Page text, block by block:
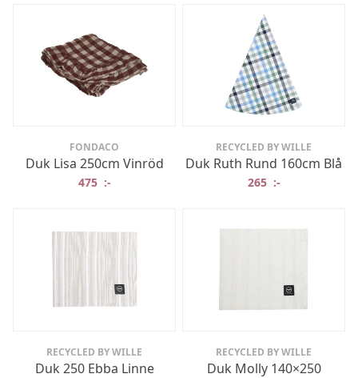
FONDACO
Duk Lisa 250cm Vinröd
475 :-
RECYCLED BY WILLE
Duk Ruth Rund 160cm Blå
265 :-
RECYCLED BY WILLE
Duk 250 Ebba Linne
RECYCLED BY WILLE
Duk Molly 140×250